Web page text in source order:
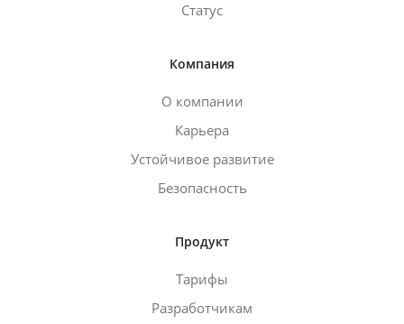
Статус
Компания
О компании
Карьера
Устойчивое развитие
Безопасность
Продукт
Тарифы
Разработчикам